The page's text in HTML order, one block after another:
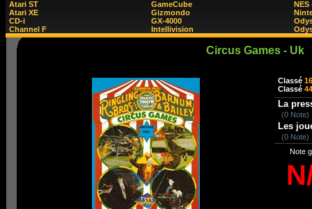
Atari ST
Atari XE
CD-i
Channel F
GameCube
Gizmondo
GX-4000
Intellivision
NES
Circus Games - Uk
Classé
Classé 44
La
(0 Note)
Les
(0 Note)
Note